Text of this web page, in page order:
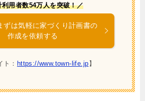
利用者数54万人を突破！／
ずは気軽に家づくり計画書の
作成を依頼する
ト： https://www.town-life.jp 】